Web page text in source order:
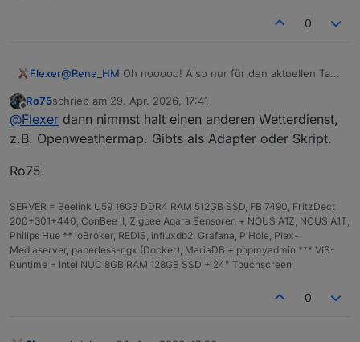
0
Flexer@Rene_HM Oh nooooo! Also nur für den aktuellen Tag!
Rasenmäher usw usw benutzt teilweise 5 Tage im
voraus. Ich glaub ich kann jetzt alles erstmal
deaktivieren. Mist!
Gibts die benötigten Daten nicht mehr durch die API für
die Berechnung?
Oh gott meine vis 😫😢
Offline
Ro75schrieb am 29. Apr. 2026, 17:41
zuletzt editiert von
@Flexer dann nimmst halt einen anderen Wetterdienst,
z.B. Openweathermap. Gibts als Adapter oder Skript.
Ro75.
SERVER = Beelink U59 16GB DDR4 RAM 512GB SSD, FB 7490, FritzDect
200+301+440, ConBee II, Zigbee Aqara Sensoren + NOUS A1Z, NOUS A1T,
Philips Hue ** ioBroker, REDIS, influxdb2, Grafana, PiHole, Plex-
Mediaserver, paperless-ngx (Docker), MariaDB + phpmyadmin *** VIS-
Runtime = Intel NUC 8GB RAM 128GB SSD + 24" Touchscreen
0